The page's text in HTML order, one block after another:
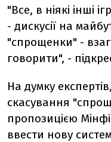
"Все, в ніякі інші
- дискусії на
"спрощенки" -
говорити", -
На думку
скасування
пропозицією
ввести нову